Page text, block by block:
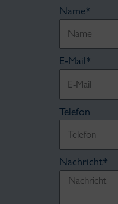
Name*
E-Mail*
Telefon
Nachricht*